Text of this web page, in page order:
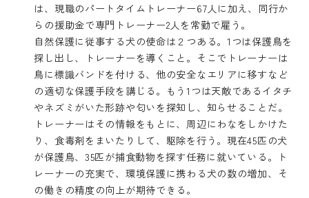
は、現職のパートタイムトレーナー67人に加え、同行か
らの援助金で専門トレーナー2人を常勤で雇う。
自然保護に従事する犬の使命は２つある。1つは保護鳥を
探し出し、トレーナーを導くこと。そこでトレーナーは
鳥に標識バンドを付ける、他の安全なエリアに移すなど
の適切な保護手段を講じる。もう1つは天敵であるイタチ
やネズミがいた形跡や匂いを探知し、知らせることだ。
トレーナーはその情報をもとに、周辺にわなをしかけた
り、食毒剤をまいたりして、駆除を行う。現在45匹の犬
が保護鳥、35匹が捕食動物を探す任務に就いている。ト
レーナーの充実で、環境保護に携わる犬の数の増加、そ
の働きの精度の向上が期待できる。